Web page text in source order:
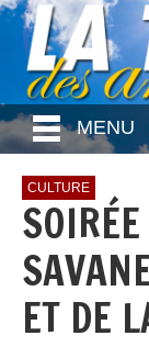
MENU
CULTURE
ET DE